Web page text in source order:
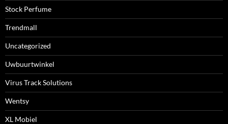
Stock Perfume
Trendmall
Uncategorized
Uwbuurtwinkel
Virus Track Solutions
Wentsy
XL Mobiel